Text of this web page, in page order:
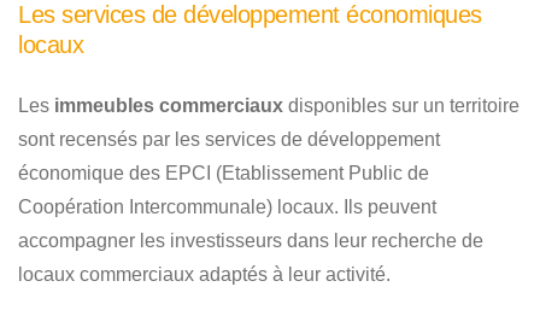
Les services de développement économiques
locaux
Les immeubles commerciaux disponibles sur un territoire
sont recensés par les services de développement
économique des EPCI (Etablissement Public de
Coopération Intercommunale) locaux. Ils peuvent
accompagner les investisseurs dans leur recherche de
locaux commerciaux adaptés à leur activité.